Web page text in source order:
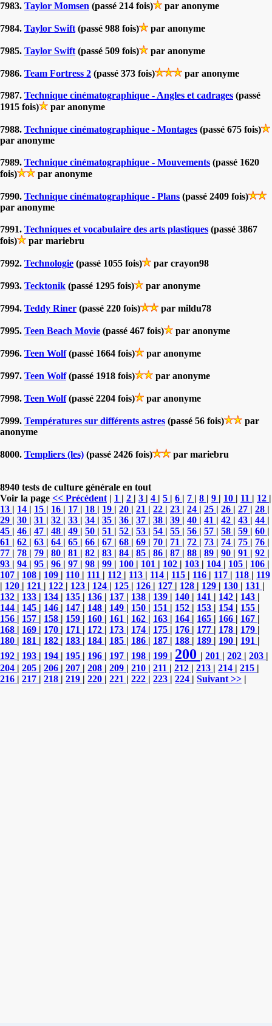
7983. Taylor Momsen (passé 214 fois) par anonyme
7984. Taylor Swift (passé 988 fois) par anonyme
7985. Taylor Swift (passé 509 fois) par anonyme
7986. Team Fortress 2 (passé 373 fois) par anonyme
7987. Technique cinématographique - Angles et cadrages (passé
1915 fois)
par anonyme
7988. Technique cinématographique - Montages (passé 675 fois)
par anonyme
7989. Technique cinématographique - Mouvements (passé 1620
fois)
par anonyme
7990. Technique cinématographique - Plans (passé 2409 fois)
par anonyme
7991. Techniques et vocabulaire des arts plastiques (passé 3867
fois)
par mariebru
7992. Technologie (passé 1055 fois) par crayon98
7993. Tecktonik (passé 1295 fois) par anonyme
7994. Teddy Riner (passé 220 fois) par mildu78
7995. Teen Beach Movie (passé 467 fois) par anonyme
7996. Teen Wolf (passé 1664 fois) par anonyme
7997. Teen Wolf (passé 1918 fois) par anonyme
7998. Teen Wolf (passé 2204 fois) par anonyme
7999. Températures sur différents astres (passé 56 fois)
par
anonyme
8000. Templiers (les) (passé 2426 fois) par mariebru
8940 tests de culture générale en tout
Voir la page << Précédent | 1 | 2 | 3 | 4 | 5 | 6 | 7 | 8 | 9 | 10 | 11 | 12 |
13 | 14 | 15 | 16 | 17 | 18 | 19 | 20 | 21 | 22 | 23 | 24 | 25 | 26 | 27 | 28 |
29 | 30 | 31 | 32 | 33 | 34 | 35 | 36 | 37 | 38 | 39 | 40 | 41 | 42 | 43 | 44 |
45 | 46 | 47 | 48 | 49 | 50 | 51 | 52 | 53 | 54 | 55 | 56 | 57 | 58 | 59 | 60 |
61 | 62 | 63 | 64 | 65 | 66 | 67 | 68 | 69 | 70 | 71 | 72 | 73 | 74 | 75 | 76 |
77 | 78 | 79 | 80 | 81 | 82 | 83 | 84 | 85 | 86 | 87 | 88 | 89 | 90 | 91 | 92 |
93 | 94 | 95 | 96 | 97 | 98 | 99 | 100 | 101 | 102 | 103 | 104 | 105 | 106 |
107 | 108 | 109 | 110 | 111 | 112 | 113 | 114 | 115 | 116 | 117 | 118 | 119
| 120 | 121 | 122 | 123 | 124 | 125 | 126 | 127 | 128 | 129 | 130 | 131 |
132 | 133 | 134 | 135 | 136 | 137 | 138 | 139 | 140 | 141 | 142 | 143 |
144 | 145 | 146 | 147 | 148 | 149 | 150 | 151 | 152 | 153 | 154 | 155 |
156 | 157 | 158 | 159 | 160 | 161 | 162 | 163 | 164 | 165 | 166 | 167 |
168 | 169 | 170 | 171 | 172 | 173 | 174 | 175 | 176 | 177 | 178 | 179 |
180 | 181 | 182 | 183 | 184 | 185 | 186 | 187 | 188 | 189 | 190 | 191 |
192 | 193 | 194 | 195 | 196 | 197 | 198 | 199 | 200 | 201 | 202 | 203 |
204 | 205 | 206 | 207 | 208 | 209 | 210 | 211 | 212 | 213 | 214 | 215 |
216 | 217 | 218 | 219 | 220 | 221 | 222 | 223 | 224 | Suivant >> |